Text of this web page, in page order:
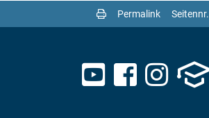
Permalink Seitennr.